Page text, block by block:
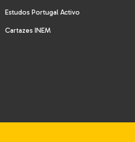
Estudos Portugal Activo
Cartazes INEM